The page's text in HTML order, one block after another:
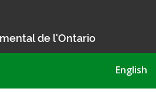
de l'Ontario
English